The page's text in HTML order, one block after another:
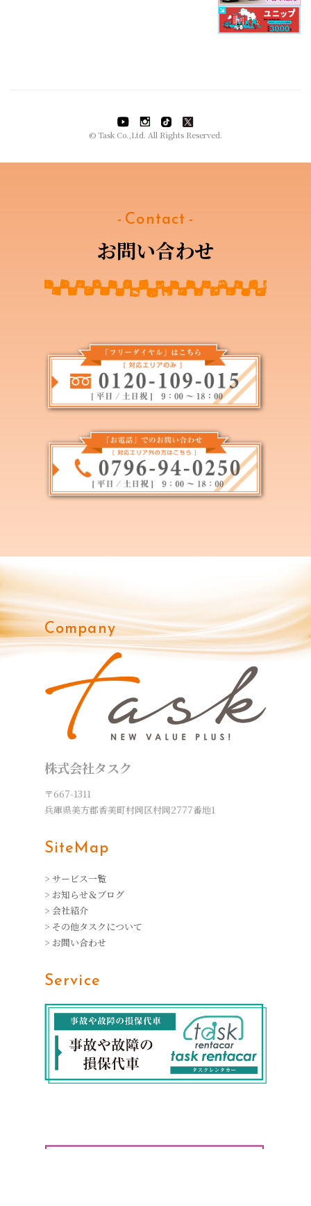
© Task Co.,Ltd. All Rights Reserved.
- Contact -
お問い合わせ
Company
株式会社タスク
〒667-1311
兵庫県美方郡香美町村岡区村岡2777番地1
SiteMap
> サービス一覧
> お知らせ＆ブログ
> 会社紹介
> その他タスクについて
> お問い合わせ
Service